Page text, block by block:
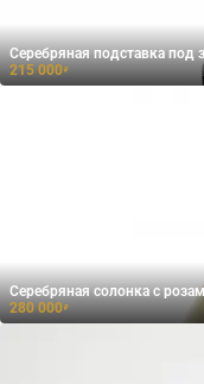
Серебряная подставка под
215 000₽
Серебряная солонка с
280 000₽